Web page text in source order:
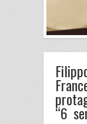
“6